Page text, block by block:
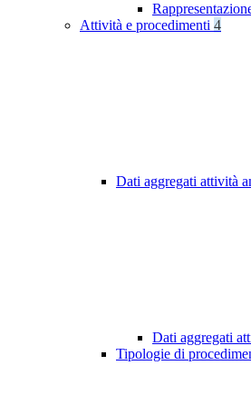
Attività e procedimenti 4
Dati aggregati attività
Dati aggregati
Tipologie di